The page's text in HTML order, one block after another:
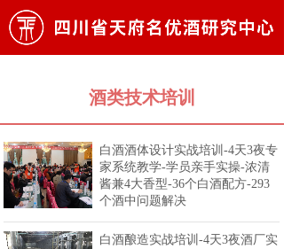
酒类技术培训
白酒酒体设计实战培训-4天3夜专
家系统教学-学员亲手实操-浓清
酱兼4大香型-36个白酒配方-293
个酒中问题解决
白酒酿造实战培训-4天3夜酒厂实